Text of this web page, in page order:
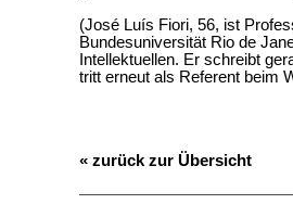
(José Luís Fiori, 56, ist
Bundesuniversität Rio de
Intellektuellen. Er schreibt
tritt erneut als Referent beim
« zurück zur Übersicht